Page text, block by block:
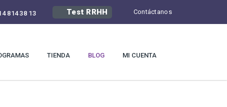
814 38 13 Test RRHH Contáctanos
TIENDA BLOG MI CUENTA